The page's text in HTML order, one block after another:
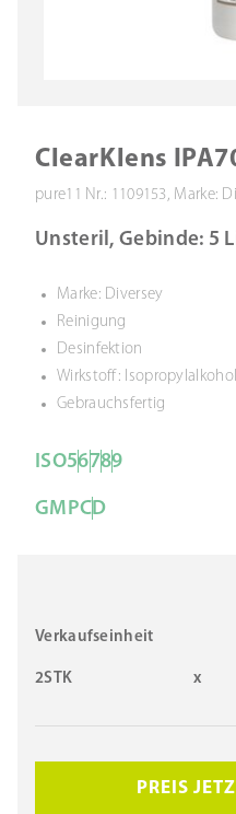
ClearKlens
pure11 Nr.: 1109153, Marke:
Unsteril, Gebinde: 5
Marke: Diversey
Reinigung
Desinfektion
Wirkstoff: Isopropylalkohol
Gebrauchsfertig
ISO56789
GMPCD
Verkaufseinheit
2STK x
PREIS